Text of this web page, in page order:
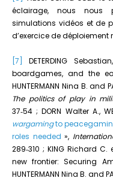
éclairage, nous nous
simulations vidéos et de
d’exercice de déploiement
[7]
DETERDING
boardgames, and the
HUNTERMANN Nina B. and
The politics of play in
37‑54 ; DORN Walter A.,
wargamingto
roles needed »,
289‑310 ; KING Richard C.
new frontier: Securing
HUNTERMANN Nina B. and